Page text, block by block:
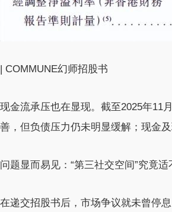
| COMMUNE幻师招股书
现金流承压也在显现。截至2025年11
善，但负债压力仍未明显缓解；现金
问题显而易见：“第三社交空间”究竟
在递交招股书后，市场争议就未曾停息